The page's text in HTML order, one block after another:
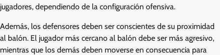
jugadores, dependiendo de la configuración ofensiva.
Además, los defensores deben ser conscientes de su proximidad
al balón. El jugador más cercano al balón debe ser más agresivo,
mientras que los demás deben moverse en consecuencia para